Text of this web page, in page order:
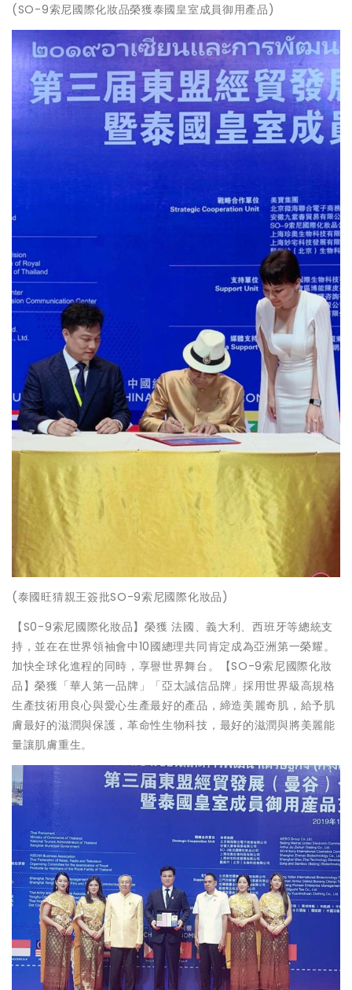
(SO-9索尼國際化妝品榮獲泰國皇室成員御用產品)
(泰國旺猜親王簽批SO-9索尼國際化妝品)
【S0-9索尼國際化妝品】榮獲 法國、義大利、西班牙等總統支
持，並在在世界領袖會中10國總理共同肯定成為亞洲第一榮耀。
加快全球化進程的同時，享譽世界舞台。【SO-9索尼國際化妝
品】榮獲「華人第一品牌」「亞太誠信品牌」採用世界級高規格
生產技術用良心與愛心生產最好的產品，締造美麗奇肌，給予肌
膚最好的滋潤與保護，革命性生物科技，最好的滋潤與將美麗能
量讓肌膚重生。